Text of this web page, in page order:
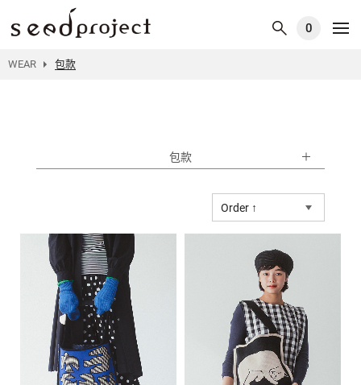
0
WEAR 包款
包款
Order ↑